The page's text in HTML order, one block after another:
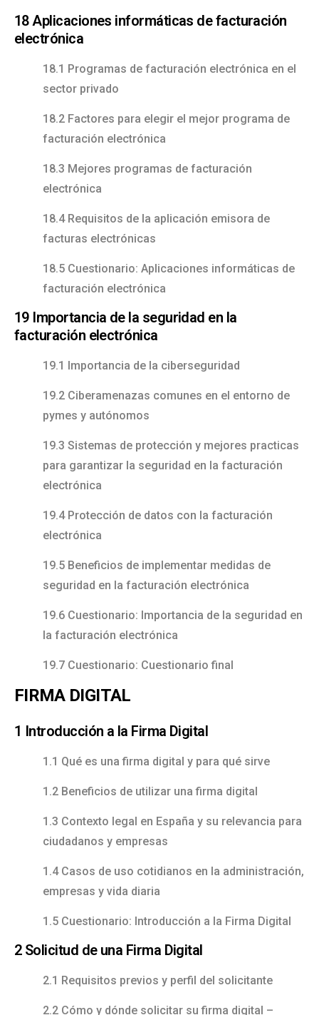
18 Aplicaciones informáticas de facturación
electrónica
18.1 Programas de facturación electrónica en el
sector privado
18.2 Factores para elegir el mejor programa de
facturación electrónica
18.3 Mejores programas de facturación
electrónica
18.4 Requisitos de la aplicación emisora de
facturas electrónicas
18.5 Cuestionario: Aplicaciones informáticas de
facturación electrónica
19 Importancia de la seguridad en la
facturación electrónica
19.1 Importancia de la ciberseguridad
19.2 Ciberamenazas comunes en el entorno de
pymes y autónomos
19.3 Sistemas de protección y mejores practicas
para garantizar la seguridad en la facturación
electrónica
19.4 Protección de datos con la facturación
electrónica
19.5 Beneficios de implementar medidas de
seguridad en la facturación electrónica
19.6 Cuestionario: Importancia de la seguridad en
la facturación electrónica
19.7 Cuestionario: Cuestionario final
FIRMA DIGITAL
1 Introducción a la Firma Digital
1.1 Qué es una firma digital y para qué sirve
1.2 Beneficios de utilizar una firma digital
1.3 Contexto legal en España y su relevancia para
ciudadanos y empresas
1.4 Casos de uso cotidianos en la administración,
empresas y vida diaria
1.5 Cuestionario: Introducción a la Firma Digital
2 Solicitud de una Firma Digital
2.1 Requisitos previos y perfil del solicitante
2.2 Cómo y dónde solicitar su firma digital –